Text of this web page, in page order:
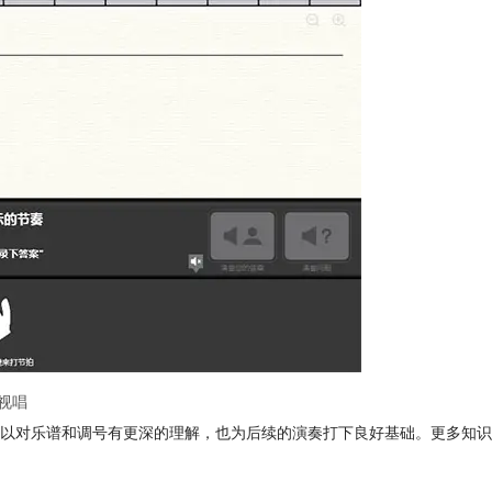
唱
对乐谱和调号有更深的理解，也为后续的演奏打下良好基础。更多知识